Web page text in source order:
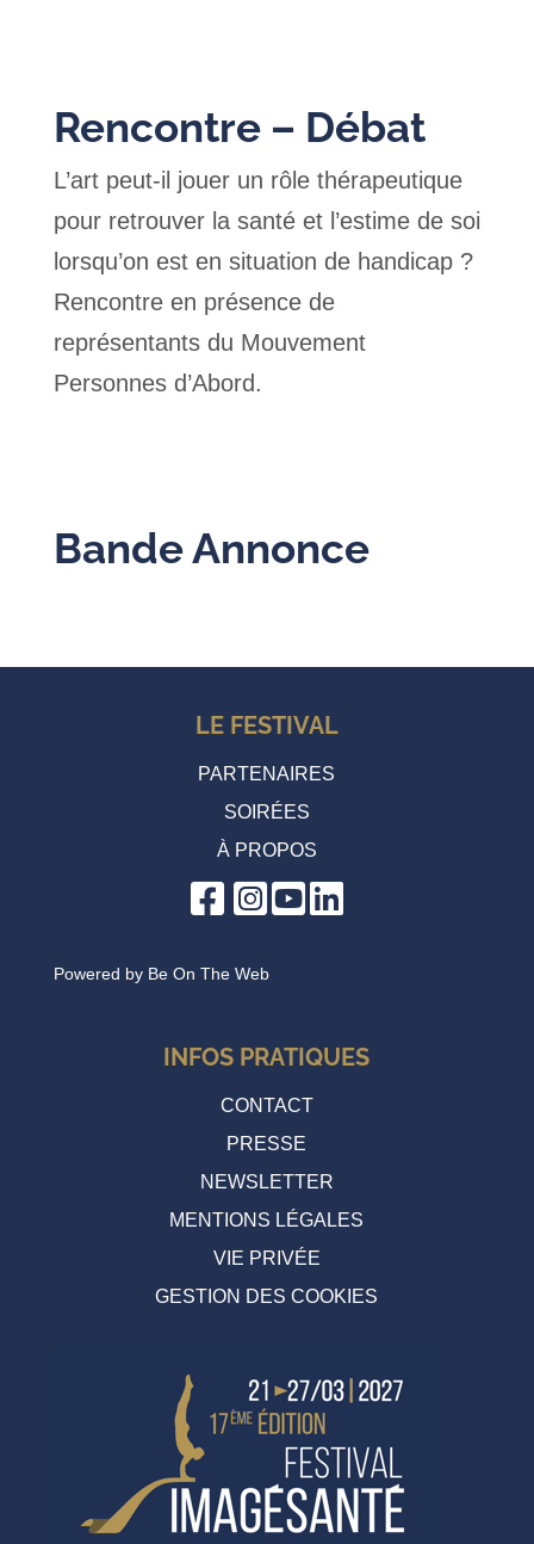
Rencontre – Débat
L’art peut-il jouer un rôle thérapeutique
pour retrouver la santé et l’estime de soi
lorsqu’on est en situation de handicap ?
Rencontre en présence de
représentants du Mouvement
Personnes d’Abord.
Bande Annonce
LE FESTIVAL
PARTENAIRES
SOIRÉES
À PROPOS
Powered by Be On The Web
INFOS PRATIQUES
CONTACT
PRESSE
NEWSLETTER
MENTIONS LÉGALES
VIE PRIVÉE
GESTION DES COOKIES